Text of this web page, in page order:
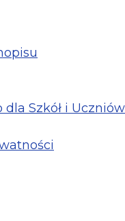
Szkół i Uczniów